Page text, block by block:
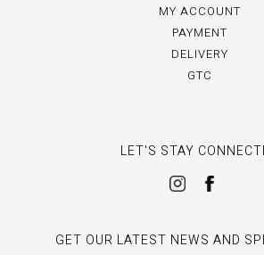
MY ACCOUNT
PAYMENT
DELIVERY
GTC
LET'S STAY
GET OUR LATEST NEWS AND